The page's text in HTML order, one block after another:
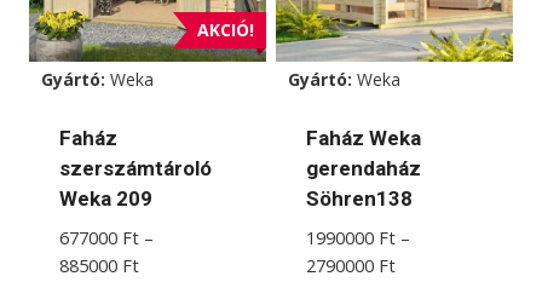
változatok
a
termékoldalon
választhatók
ki
AKCIÓ!
Gyártó: Weka
Faház
szerszámtároló
Weka 209
677000 Ft –
885000 FtÁrtartomány:
Gyártó: Weka
Faház Weka
gerendaház
Söhren138
1990000 Ft –
2790000 FtÁrtartomány: